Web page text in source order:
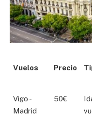
Vuelos Precio
Vigo -
Madrid
50€